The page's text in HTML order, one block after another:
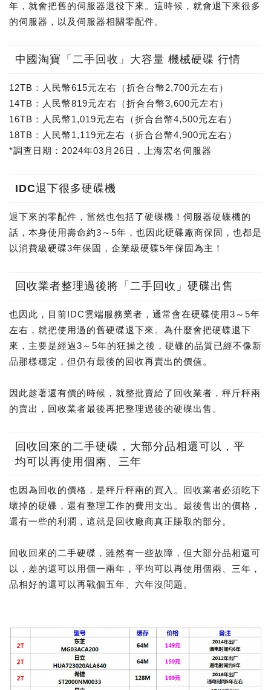
年，就會把舊的伺服器退役下來。這時候，就會退下來很多
的伺服器，以及伺服器相關零配件。
中國淘寶「二手回收」大容量 機械硬碟 行情
12TB：人民幣615元左右（折合台幣2,700元左右）
14TB：人民幣819元左右（折合台幣3,600元左右）
16TB：人民幣1,019元左右（折合台幣4,500元左右）
18TB：人民幣1,119元左右（折合台幣4,900元左右）
*調查日期：2024年03月26日，上海宏名伺服器
IDC退下很多硬碟機
退下來的零配件，當然也包括了硬碟機！伺服器硬碟機的
話，本身使用壽命約3～5年，也因此硬碟廠商保固，也都是
以消費級硬碟3年保固，企業級硬碟5年保固為主！
回收業者整理過後將「二手回收」硬碟出售
也因此，目前IDC雲端服務業者，通常會在硬碟使用3～5年
左右，就把使用過的舊硬碟退下來。為什麼會把硬碟退下
來，主要是經過3～5年的狂操之後，硬碟的品質已經不像新
品那樣穩定，但仍有最後的回收再賣出的價值。
因此趁著還有價的時候，就整批賣給了回收業者，秤斤秤兩
的賣出，回收業者最後再把整理過後的硬碟出售。
回收回來的二手硬碟，大部分品相還可以，平
均可以再使用個兩、三年
也因為回收的價格，是秤斤秤兩的買入。回收業者必須吃下
壞掉的硬碟，還有整理工作的費用支出。最後售出的價格，
還有一些的利潤，這就是回收廠商真正賺取的部分。
回收回來的二手硬碟，雖然有一些故障，但大部分品相還可
以，差的還可以用個一兩年，平均可以再使用個兩、三年，
品相好的還可以再戰個五年、六年沒問題。